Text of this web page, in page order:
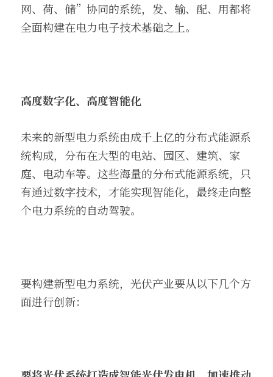
网、荷、储”协同的系统，发、输、配、用都将
全面构建在电力电子技术基础之上。
高度数字化、高度智能化
未来的新型电力系统由成千上亿的分布式能源系
统构成，分布在大型的电站、园区、建筑、家
庭、电动车等。这些海量的分布式能源系统，只
有通过数字技术，才能实现智能化，最终走向整
个电力系统的自动驾驶。
要构建新型电力系统，光伏产业要从以下几个方
面进行创新：